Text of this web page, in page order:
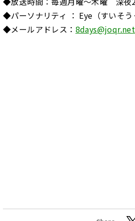
◆パーソナリティ ： Eye（すいそ
◆メールアドレス： 8days@joqr.net